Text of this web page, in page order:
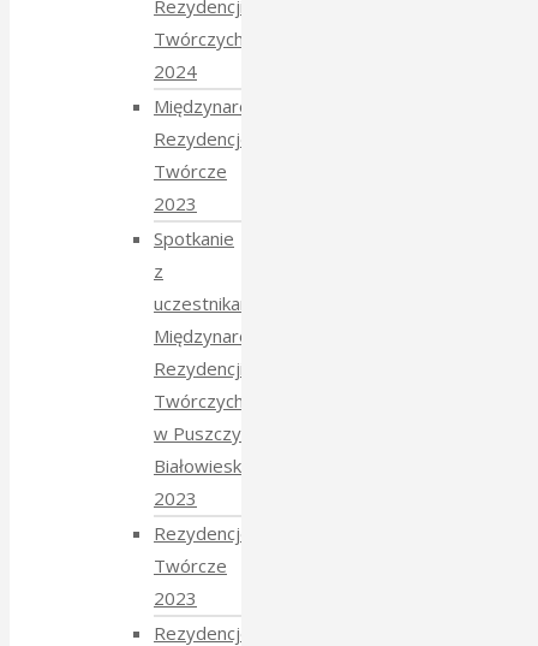
Rezydencji
Twórczych
2024
Międzynarodowe
Rezydencje
Twórcze
2023
Spotkanie
z
uczestnikami
Międzynarodowych
Rezydencji
Twórczych
w Puszczy
Białowieskiej
2023
Rezydencje
Twórcze
2023
Rezydencje